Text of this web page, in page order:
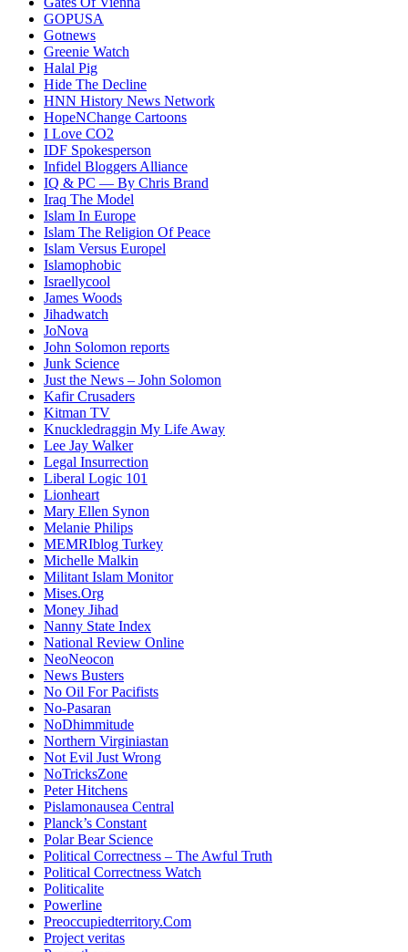
GOPUSA
Gotnews
Greenie Watch
Halal Pig
Hide The Decline
HNN History News Network
HopeNChange Cartoons
I Love CO2
IDF Spokesperson
Infidel Bloggers Alliance
IQ & PC — By Chris Brand
Iraq The Model
Islam In Europe
Islam The Religion Of Peace
Islam Versus Europel
Islamophobic
Israellycool
James Woods
Jihadwatch
JoNova
John Solomon reports
Junk Science
Just the News – John Solomon
Kafir Crusaders
Kitman TV
Knuckledraggin My Life Away
Lee Jay Walker
Legal Insurrection
Liberal Logic 101
Lionheart
Mary Ellen Synon
Melanie Philips
MEMRIblog Turkey
Michelle Malkin
Militant Islam Monitor
Mises.Org
Money Jihad
Nanny State Index
National Review Online
NeoNeocon
News Busters
No Oil For Pacifists
No-Pasaran
NoDhimmitude
Northern Virginiastan
Not Evil Just Wrong
NoTricksZone
Peter Hitchens
Pislamonausea Central
Planck’s Constant
Polar Bear Science
Political Correctness – The Awful Truth
Political Correctness Watch
Politicalite
Powerline
Preoccupiedterritory.Com
Project veritas